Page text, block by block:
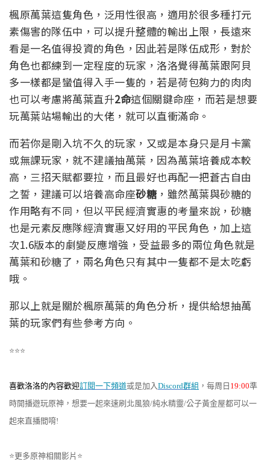
楓原萬葉這隻角色，泛用性很高，適用於很多種打元
素傷害的隊伍中，可以提升整體的輸出上限，長遠來
看是一名值得投資的角色，因此若是隊伍成形，對於
角色也都練到一定程度的玩家，洛洛覺得萬葉跟阿貝
多一樣都是蠻值得入手一隻的，若是荷包夠力的肉肉
也可以考慮將萬葉直升2命這個關鍵命座，而若是想要
玩萬葉站場輸出的大佬，就可以直衝滿命。
而若你是剛入坑不久的玩家，又或是本身只是月卡黨
或無課玩家，就不建議抽萬葉，因為萬葉培養成本較
高，三招天賦都要拉，而且最好也再配一把蒼古自由
之誓，建議可以培養高命座砂糖 ，雖然萬葉與砂糖的
作用略有不同，但以平民經濟實惠的考量來說，砂糖
也是元素反應隊經濟實惠又好用的平民角色，加上這
次1.6版本的劇變反應增強，受益最多的兩位角色就是
萬葉和砂糖了，兩名角色只有其中一隻都不是太吃虧
哦。
那以上就是關於楓原萬葉的角色分析，提供給想抽萬
葉的玩家們有些參考方向。
⭐⭐⭐
喜歡洛洛的內容歡迎訂閱一下頻道或是加入Discord群組 ，每周日 19:00準
時開播遊玩原神，想要一起來速刷北風狼/純水精靈/公子黃金屋都可以一
起來直播間唷!
⭐更多原神相關影片⭐